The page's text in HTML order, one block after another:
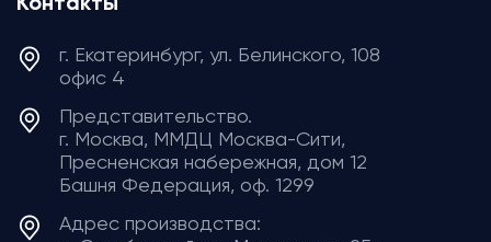
г. Екатеринбург, ул. Белинского, 108
офис 4
Представительство.
г. Москва, ММДЦ Москва-Сити,
Пресненская набережная, дом 12
Башня Федерация, ​​​​​​​оф. 1299
Адрес производства: